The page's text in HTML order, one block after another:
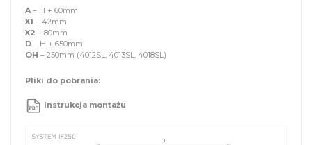
A – H + 60mm
X1 – 42mm
X2 – 80mm
D – H + 650mm
OH – 250mm (4012SL, 4013SL, 4018SL)
Pliki do pobrania:
Instrukcja montażu